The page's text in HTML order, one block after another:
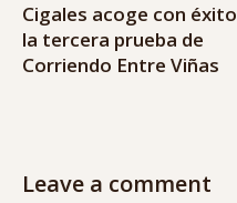
Cigales acoge con éxito
la tercera prueba de
Corriendo Entre Viñas
Leave a comment